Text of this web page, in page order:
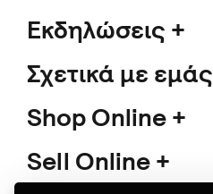
Εκδηλώσεις
Σχετικά με εμάς
Shop Online
Sell Online